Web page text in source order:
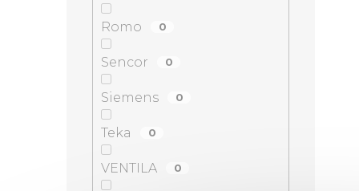
Romo 0
Sencor 0
Siemens 0
Teka 0
VENTILA 0